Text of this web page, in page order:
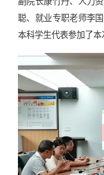
聪、就业专职老师李
本科学生代表参加了本